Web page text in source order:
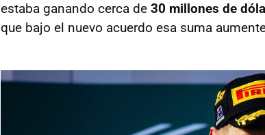
estaba ganando cerca de 30 millones de
que bajo el nuevo acuerdo esa suma